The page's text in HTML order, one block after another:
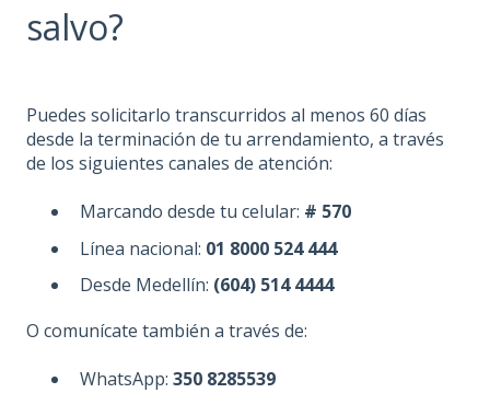
salvo?
Puedes solicitarlo transcurridos al menos 60 días
desde la terminación de tu arrendamiento, a través
de los siguientes canales de atención:
Marcando desde tu celular: # 570
Línea nacional: 01 8000 524 444
Desde Medellín: (604) 514 4444
O comunícate también a través de:
WhatsApp: 350 8285539